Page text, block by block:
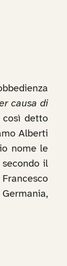
causa di
così detto
Alberti
nome le
il